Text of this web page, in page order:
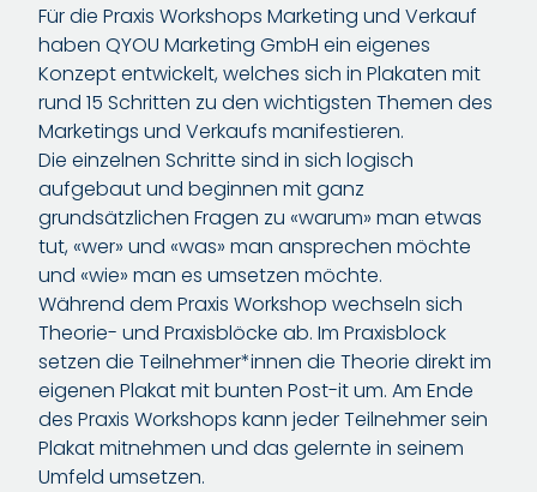
Für die Praxis Workshops Marketing und Verkauf
haben QYOU Marketing GmbH ein eigenes
Konzept entwickelt, welches sich in Plakaten mit
rund 15 Schritten zu den wichtigsten Themen des
Marketings und Verkaufs manifestieren.
Die einzelnen Schritte sind in sich logisch
aufgebaut und beginnen mit ganz
grundsätzlichen Fragen zu «warum» man etwas
tut, «wer» und «was» man ansprechen möchte
und «wie» man es umsetzen möchte.
Während dem Praxis Workshop wechseln sich
Theorie- und Praxisblöcke ab. Im Praxisblock
setzen die Teilnehmer*innen die Theorie direkt im
eigenen Plakat mit bunten Post-it um. Am Ende
des Praxis Workshops kann jeder Teilnehmer sein
Plakat mitnehmen und das gelernte in seinem
Umfeld umsetzen.